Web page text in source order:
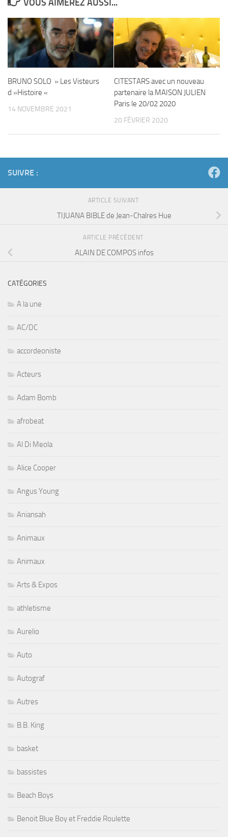
VOUS AIMEREZ AUSSI...
BRUNO SOLO » Les Visteurs
d »Histoire «
14 NOVEMBRE 2021
CITESTARS avec un nouveau
partenaire la MAISON JULIEN
Paris le 20/02 2020
20 FÉVRIER 2020
SUIVRE :
ARTICLE SUIVANT
TIJUANA BIBLE de Jean-Chalres Hue
ARTICLE PRÉCÉDENT
ALAIN DE COMPOS infos
CATÉGORIES
A la une
AC/DC
accordeoniste
Acteurs
Adam Bomb
afrobeat
Al Di Meola
Alice Cooper
Angus Young
Aniansah
Animaux
Animaux
Arts & Expos
athletisme
Aurelio
Auto
Autograf
Autres
B.B. King
basket
bassistes
Beach Boys
Benoit Blue Boy et Freddie Roulette